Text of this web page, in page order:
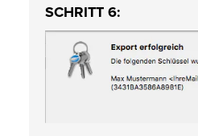
SCHRITT 6: